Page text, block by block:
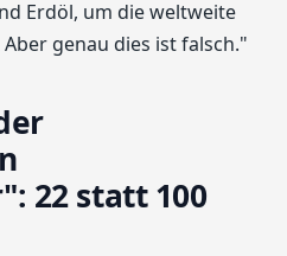
Erdöl, um die weltweite
genau dies ist falsch."
22 statt 100